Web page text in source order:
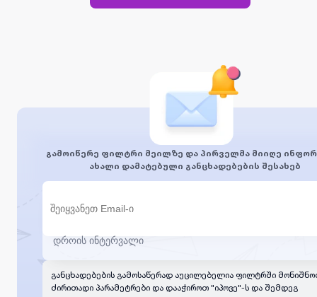
გამოიწერე ფილტრი მეილზე და პირველმა მიიღე
ახალი დამატებული განცხადებების შესახებ
განცხადებების გამოსაწერად აუცილებელია ფილტრში
ძირითადი პარამეტრები და დააჭიროთ "იპოვე"-ს და შემდეგ